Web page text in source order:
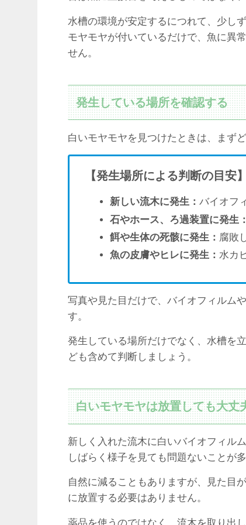
水槽の環境が安定するにつれて、少し
モヤモヤが付いているだけで、魚に異
せん。
発生している場所を確認する
白いモヤモヤを見つけたときは、まず
【発生場所による判断の目安】
新しい流木に発生： バイオフ
石やホース、ろ過装置に発生：
餌や生体の死骸に発生： 腐敗
魚の皮膚やヒレに発生： 水カ
写真や見た目だけで、バイオフィルム
す。
発生している場所だけでなく、水槽を
ども含めて判断しましょう。
白いモヤモヤは放置しても大丈
新しく入れた流木に白いバイオフィル
しばらく様子を見ても問題ないことが多
自然に減ることもありますが、見た目
に放置する必要はありません。